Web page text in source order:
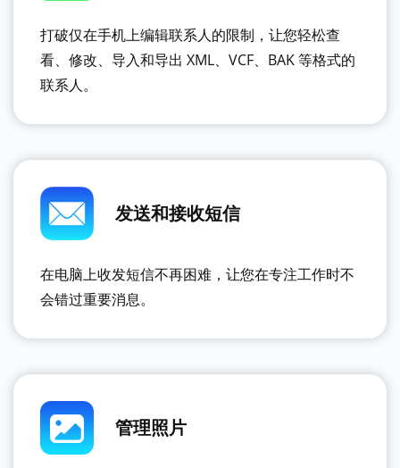
打破仅在手机上编辑联系人的限制，让您轻松查
看、修改、导入和导出 XML、VCF、BAK 等格式的
联系人。
发送和接收短信
在电脑上收发短信不再困难，让您在专注工作时不
会错过重要消息。
管理照片